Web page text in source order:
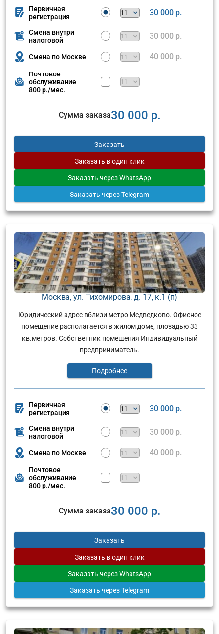
Первичная
регистрация
30 000 р.
Смена внутри
налоговой
30 000 р.
Смена по Москве 40 000 р.
Почтовое
обслуживание
800 р./мес.
Сумма заказа30 000 р.
Заказать
Заказать в один клик
Заказать через WhatsApp
Заказать через Telegram
Москва, ул. Тихомирова, д. 17, к.1 (п)
Юридический адрес вблизи метро Медведково. Офисное
помещение располагается в жилом доме, плозадью 33
кв.метров. Собственник помещения Индивидуальный
предприниматель.
Подробнее
Первичная
регистрация
30 000 р.
Смена внутри
налоговой
30 000 р.
Смена по Москве 40 000 р.
Почтовое
обслуживание
800 р./мес.
Сумма заказа30 000 р.
Заказать
Заказать в один клик
Заказать через WhatsApp
Заказать через Telegram